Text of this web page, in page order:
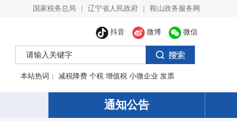
国家税务总局 辽宁省人民政府 鞍山政务服务网
抖音 微博 微信
本站热词： 减税降费 个税 增值税 小微企业 发票
通知公告